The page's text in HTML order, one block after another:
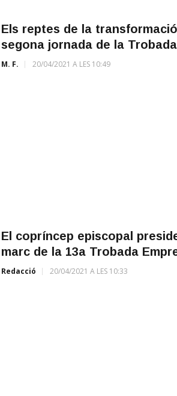
Els reptes de la
segona jornada de la
M. F. 20/04/2021 A LES 10:49
El copríncep episcopal
marc de la 13a Trobada
Redacció 20/04/2021 A LES 10:33